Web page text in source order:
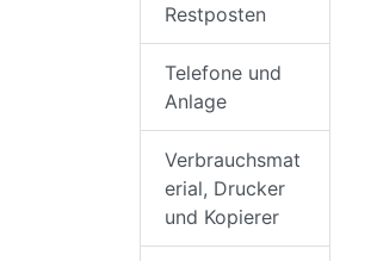
Restposten
Telefone und
Anlage
Verbrauchsmat
erial, Drucker
und Kopierer